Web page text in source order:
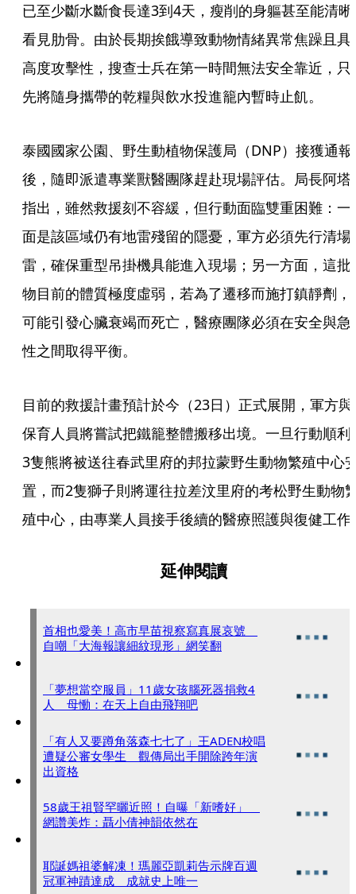
已至少斷水斷食長達3到4天，瘦削的身軀甚至能清晰
看見肋骨。由於長期挨餓導致動物情緒異常焦躁且具
高度攻擊性，搜查士兵在第一時間無法安全靠近，只
先將隨身攜帶的乾糧與飲水投進籠內暫時止飢。
泰國國家公園、野生動植物保護局（DNP）接獲通報
後，隨即派遣專業獸醫團隊趕赴現場評估。局長阿塔
指出，雖然救援刻不容緩，但行動面臨雙重困難：一
面是該區域仍有地雷殘留的隱憂，軍方必須先行清場
雷，確保重型吊掛機具能進入現場；另一方面，這批
物目前的體質極度虛弱，若為了遷移而施打鎮靜劑，
可能引發心臟衰竭而死亡，醫療團隊必須在安全與急
性之間取得平衡。
目前的救援計畫預計於今（23日）正式展開，軍方與
保育人員將嘗試把鐵籠整體搬移出境。一旦行動順利
3隻熊將被送往春武里府的邦拉蒙野生動物繁殖中心
置，而2隻獅子則將運往拉差汶里府的考松野生動物
殖中心，由專業人員接手後續的醫療照護與復健工作
延伸閱讀
首相也愛美！高市早苗視察寫真展哀號
自嘲「大海報讓細紋現形」網笑翻
「夢想當空服員」11歲女孩腦死器捐救4
人 母慟：在天上自由飛翔吧
「有人又要蹲角落森七七了」王ADEN校唱
遭疑公審女學生 觀傳局出手開除跨年演
出資格
58歲王祖賢罕曬近照！自曝「新嗜好」
網讚美炸：聶小倩神韻依然在
耶誕媽祖婆解凍！瑪麗亞凱莉告示牌百週
冠軍神蹟達成 成就史上唯一